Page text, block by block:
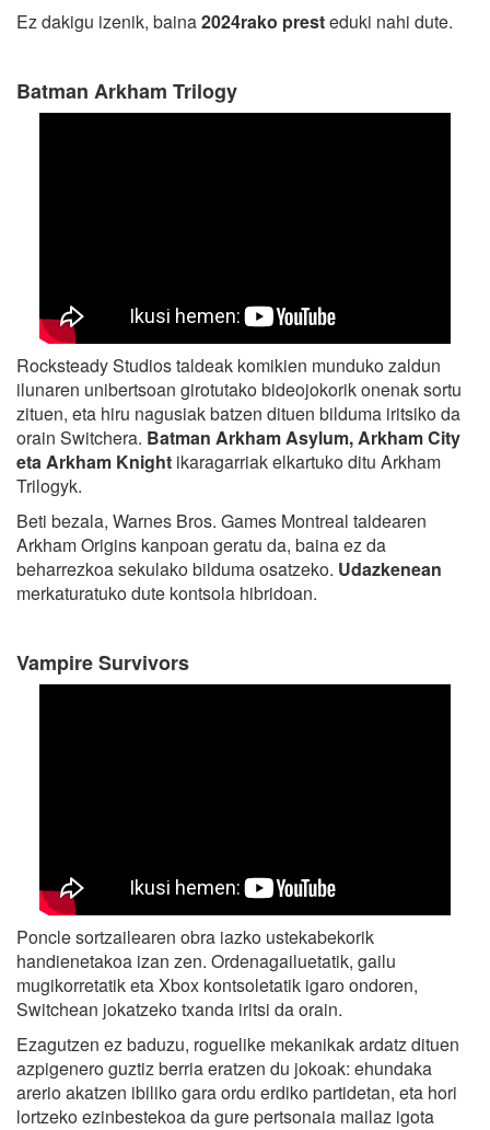
Ez dakigu izenik, baina2024rako presteduki nahi dute.
Batman Arkham Trilogy
Rocksteady Studios taldeak komikien munduko zaldun
ilunaren unibertsoan girotutako bideojokorik onenak sortu
zituen, eta hiru nagusiak batzen dituen bilduma iritsiko da
orain Switchera. Batman Arkham Asylum, Arkham City
eta Arkham Knight ikaragarriak elkartuko ditu Arkham
Trilogyk.
Beti bezala, Warnes Bros. Games Montreal taldearen
Arkham Origins kanpoan geratu da, baina ez da
beharrezkoa sekulako bilduma osatzeko. Udazkenean
merkaturatuko dute kontsola hibridoan.
Vampire Survivors
Poncle sortzailearen obra iazko ustekabekorik
handienetakoa izan zen. Ordenagailuetatik, gailu
mugikorretatik eta Xbox kontsoletatik igaro ondoren,
Switchean jokatzeko txanda iritsi da orain.
Ezagutzen ez baduzu, roguelike mekanikak ardatz dituen
azpigenero guztiz berria eratzen du jokoak: ehundaka
arerio akatzen ibiliko gara ordu erdiko partidetan, eta hori
lortzeko ezinbestekoa da gure pertsonaia mailaz igota